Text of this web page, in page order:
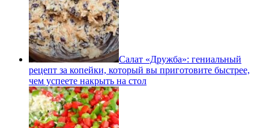
Салат «Дружба»: гениальный
рецепт за копейки, который вы приготовите быстрее,
чем успеете накрыть на стол